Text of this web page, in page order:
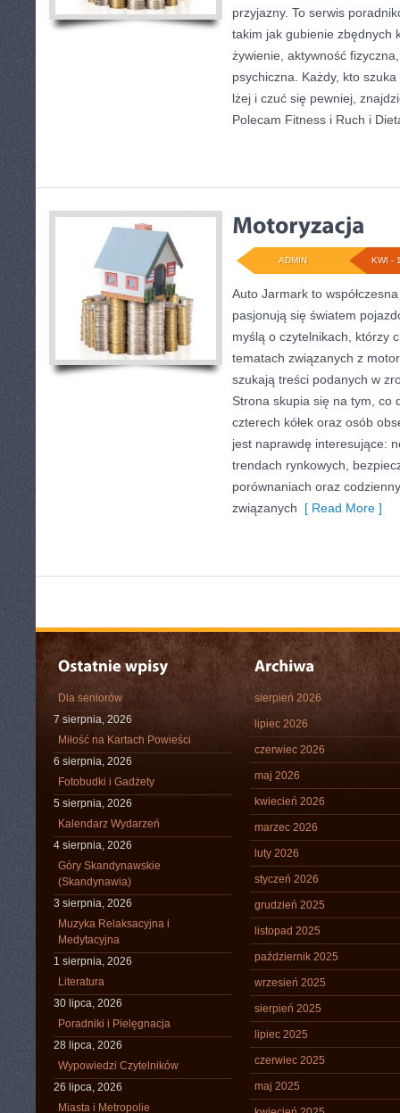
przyjazny. To serwis
takim jak gubienie zbędnych
żywienie, aktywność
psychiczna. Każdy, kto
lżej i czuć się pewniej,
Polecam Fitness i Ruch i
KWI -
ADMIN
Auto Jarmark to
pasjonują się światem
myślą o czytelnikach, którzy
tematach związanych z
szukają treści podanych w
Strona skupia się na tym, co
czterech kółek oraz osób
jest naprawdę interesujące:
trendach rynkowych,
porównaniach oraz
związanych [ Read More ]
Dla seniorów
7 sierpnia, 2026
Miłość na Kartach Powieści
6 sierpnia, 2026
Fotobudki i Gadżety
5 sierpnia, 2026
Kalendarz Wydarzeń
4 sierpnia, 2026
Góry Skandynawskie
(Skandynawia)
3 sierpnia, 2026
Muzyka Relaksacyjna i
Medytacyjna
1 sierpnia, 2026
Literatura
30 lipca, 2026
Poradniki i Pielęgnacja
28 lipca, 2026
Wypowiedzi Czytelników
26 lipca, 2026
Miasta i Metropolie
sierpień 2026
lipiec 2026
czerwiec 2026
maj 2026
kwiecień 2026
marzec 2026
luty 2026
styczeń 2026
grudzień 2025
listopad 2025
październik 2025
wrzesień 2025
sierpień 2025
lipiec 2025
czerwiec 2025
maj 2025